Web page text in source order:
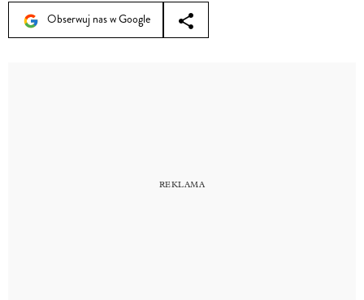
Obserwuj nas w Google